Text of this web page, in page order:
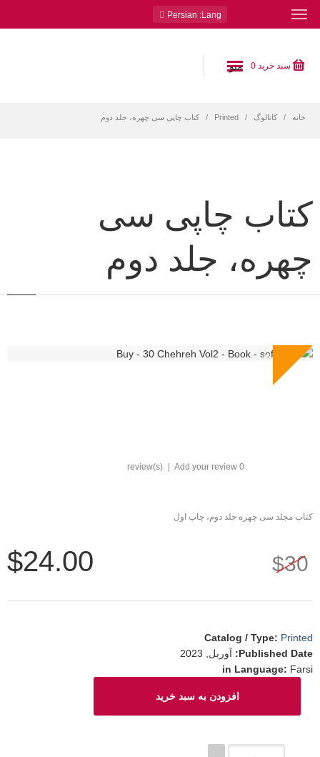
Lang
: Persian
سبد خرید 0 منو
خانه کاتالوگ Printed کتاب چاپی سی چهره، جلد دوم
کتاب چاپی سی
چهره، جلد دوم
%
↓
0 review(s)
Add your review
کتاب مجلد سی چهره جلد دوم، چاپ اول
$30
$24.00
Catalog / Type: Printed
Published Date
: آوریل, 2023
in Language: Farsi